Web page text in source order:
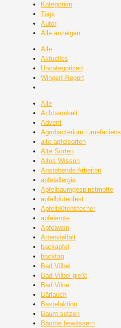
Kategorien
Tags
Autor
Alle anzeigen
Alle
Aktuelles
Uncategorized
Wingert-Report
Alle
Achtsamkeit
Advent
Agrobacterium tumefaciens
alte apfelsorten
Alte Sorten
Altes Wissen
Anstehende Arbeiten
apfelallergie
Apfelbaumgespinstmotte
apfelblütenfest
Apfelblütenstecher
apfelernte
Apfelwein
Artenvielfalt
backapfel
backtag
Bad Vilbel
Bad Vilbel gießt
Bad Vilne
Bärlauch
Bastelaktion
Baum setzen
Bäume bewässern